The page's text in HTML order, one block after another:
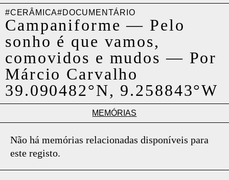
#CERÂMICA#DOCUMENTÁRIO
Campaniforme — Pelo
sonho é que vamos,
comovidos e mudos — Por
Márcio Carvalho
39.090482°N, 9.258843°W
MEMÓRIAS
Não há memórias relacionadas disponíveis para
este registo.